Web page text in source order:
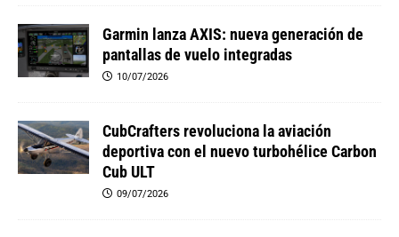
Garmin lanza AXIS: nueva generación de
pantallas de vuelo integradas
10/07/2026
CubCrafters revoluciona la aviación
deportiva con el nuevo turbohélice Carbon
Cub ULT
09/07/2026